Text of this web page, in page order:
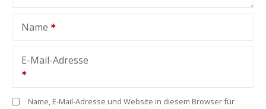
Name
E-Mail-Adresse
Name, E-Mail-Adresse und Website in diesem Browser für